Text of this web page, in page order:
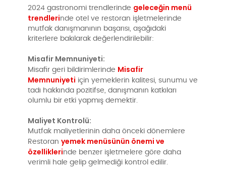
2024 gastronomi trendlerinde geleceğin menü
trendlerinde otel ve restoran işletmelerinde
mutfak danışmanının başarısı, aşağıdaki
kriterlere bakılarak değerlendirilebilir:
Misafir Memnuniyeti:
Misafir geri bildirimlerinde Misafir
Memnuniyeti için yemeklerin kalitesi, sunumu ve
tadı hakkında pozitifse, danışmanın katkıları
olumlu bir etki yapmış demektir.
Maliyet Kontrolü:
Mutfak maliyetlerinin daha önceki dönemlere
Restoranyemek menüsünün önemi ve
özelliklerinde benzer işletmelere göre daha
verimli hale gelip gelmediği kontrol edilir.